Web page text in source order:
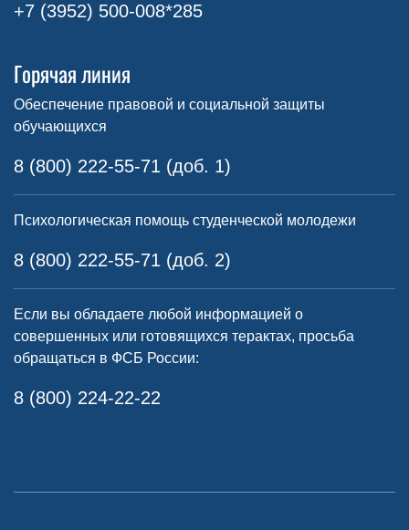
+7 (3952) 500-008*285
Горячая линия
Обеспечение правовой и социальной защиты
обучающихся
8 (800) 222-55-71 (доб. 1)
Психологическая помощь студенческой молодежи
8 (800) 222-55-71 (доб. 2)
Если вы обладаете любой информацией о
совершенных или готовящихся терактах, просьба
обращаться в ФСБ России:
8 (800) 224-22-22